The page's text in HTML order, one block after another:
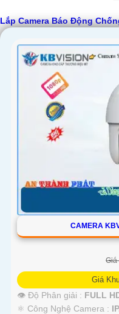
Lắp Camera Báo Động
CAMERA
Giá
Giá
👁 Độ Phân giải : FULL
⚛️ Công Nghệ Camera :